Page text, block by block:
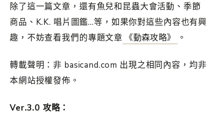
除了這一篇文章，還有魚兒和昆蟲大會活動、季節
商品、K.K. 唱片圖鑑…等，如果你對這些內容也有興
趣，不妨查看我們的專題文章 《動森攻略》 。
轉載聲明：非 basicand.com 出現之相同內容，均非
本網站授權發佈。
Ver.3.0 攻略：